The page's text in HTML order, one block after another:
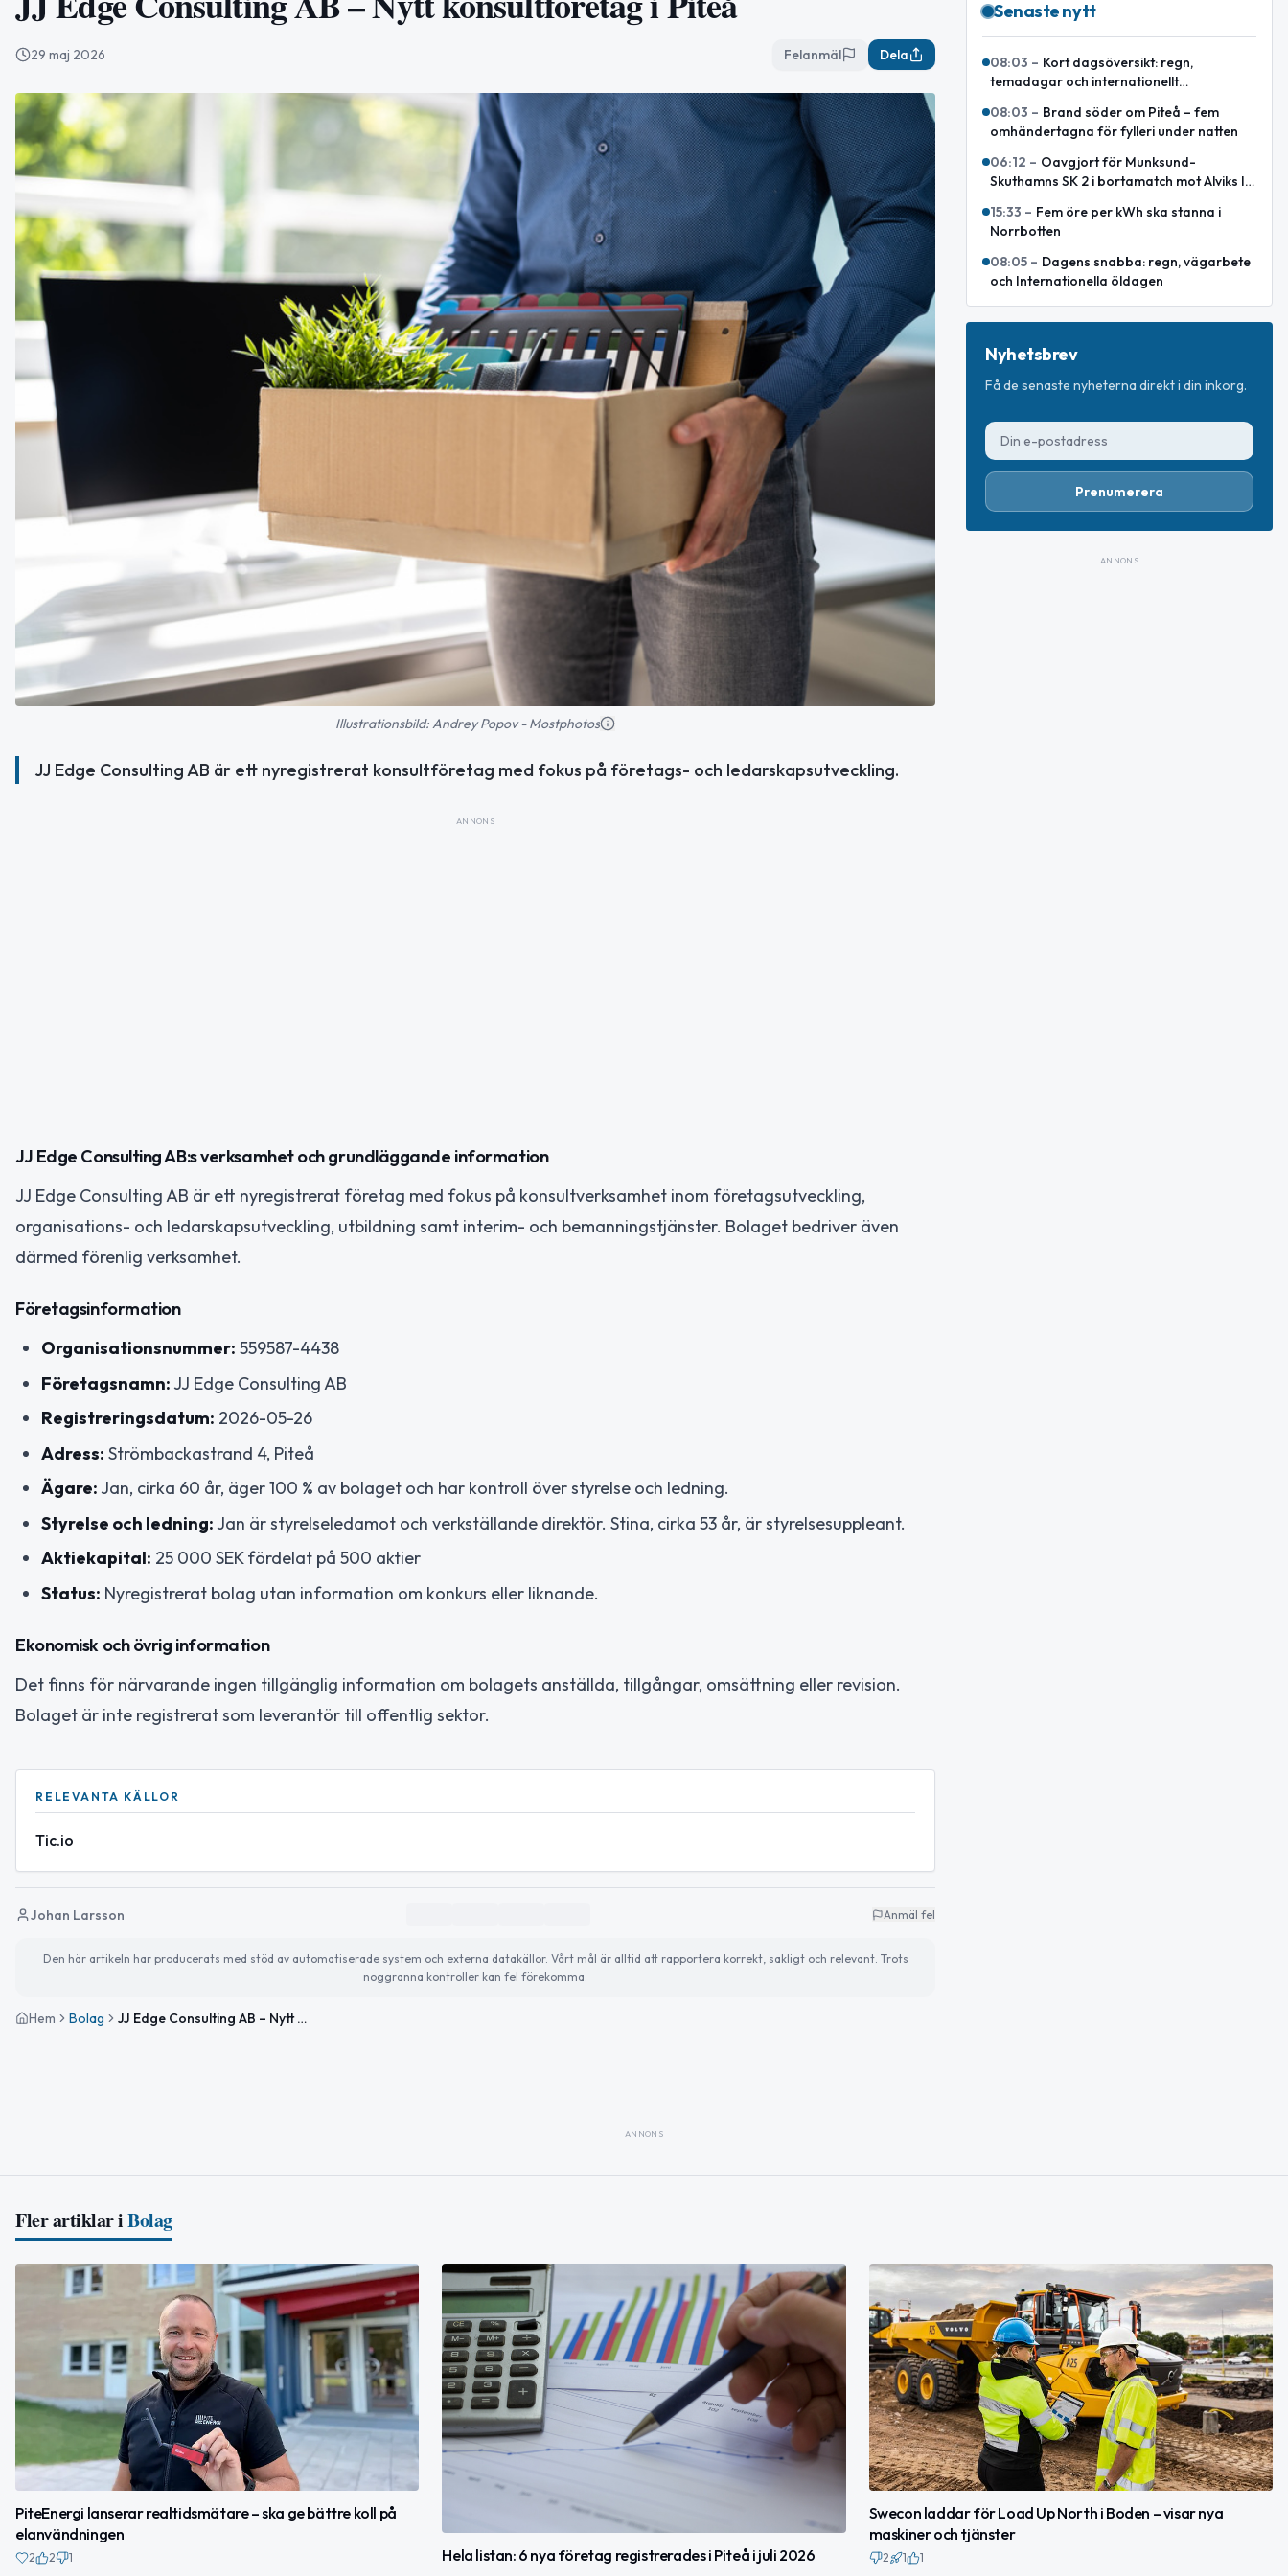
29 maj 2026 Felanmäl Dela
Illustrationsbild: Andrey Popov - Mostphotos
JJ Edge Consulting AB är ett nyregistrerat konsultföretag med fokus på företags- och ledarskapsutveckling.
ANNONS
JJ Edge Consulting AB:s verksamhet och grundläggande information
JJ Edge Consulting AB är ett nyregistrerat företag med fokus på konsultverksamhet inom företagsutveckling,
organisations- och ledarskapsutveckling, utbildning samt interim- och bemanningstjänster. Bolaget bedriver även
därmed förenlig verksamhet.
Företagsinformation
Organisationsnummer: 559587-4438
Företagsnamn: JJ Edge Consulting AB
Registreringsdatum: 2026-05-26
Adress: Strömbackastrand 4, Piteå
Ägare: Jan, cirka 60 år, äger 100 % av bolaget och har kontroll över styrelse och ledning.
Styrelse och ledning: Jan är styrelseledamot och verkställande direktör. Stina, cirka 53 år, är styrelsesuppleant.
Aktiekapital: 25 000 SEK fördelat på 500 aktier
Status: Nyregistrerat bolag utan information om konkurs eller liknande.
Ekonomisk och övrig information
Det finns för närvarande ingen tillgänglig information om bolagets anställda, tillgångar, omsättning eller revision.
Bolaget är inte registrerat som leverantör till offentlig sektor.
RELEVANTA KÄLLOR
Tic.io
Johan Larsson Anmäl fel
Den här artikeln har producerats med stöd av automatiserade system och externa datakällor. Vårt mål är alltid att rapportera korrekt, sakligt och relevant. Trots
noggranna kontroller kan fel förekomma.
Hem Bolag JJ Edge Consulting AB – Nytt konsultföretag i Piteå
Senaste nytt
08:03 – Kort dagsöversikt: regn,
temadagar och internationellt
08:03 – Brand söder om Piteå – fem
omhändertagna för fylleri under natten
06:12 – Oavgjort för Munksund-
Skuthamns SK 2 i bortamatch mot Alviks IK
15:33 – Fem öre per kWh ska stanna i
Norrbotten
08:05 – Dagens snabba: regn, vägarbete
och Internationella öldagen
Nyhetsbrev
Få de senaste nyheterna direkt i din inkorg.
Prenumerera
ANNONS
ANNONS
Fler artiklar iBolag
PiteEnergi lanserar realtidsmätare – ska ge bättre koll på
elanvändningen
2 2 1 Hela listan: 6 nya företag registrerades i Piteå i juli 2026
Swecon laddar för Load Up North i Boden – visar nya
maskiner och tjänster
2 1 1